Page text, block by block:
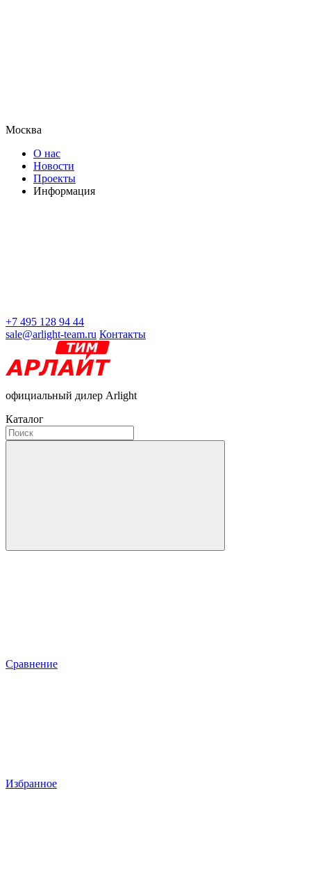
Москва
О нас
Новости
Проекты
Информация
+7 495 128 94 44
sale@arlight-team.ru Контакты
официальный дилер Arlight
Каталог
Сравнение
Избранное